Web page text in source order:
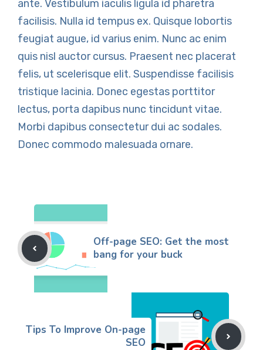
ante. Vestibulum iaculis ligula id pharetra
facilisis. Nulla id tempus ex. Quisque lobortis
feugiat augue, id varius enim. Nunc ac enim
quis nisl auctor cursus. Praesent nec placerat
felis, ut scelerisque elit. Suspendisse facilisis
tristique lacinia. Donec egestas porttitor
lectus, porta dapibus nunc tincidunt vitae.
Morbi dapibus consectetur dui ac sodales.
Donec commodo malesuada ornare.
Off-page SEO: Get the most
bang for your buck
Tips To Improve On-page
SEO